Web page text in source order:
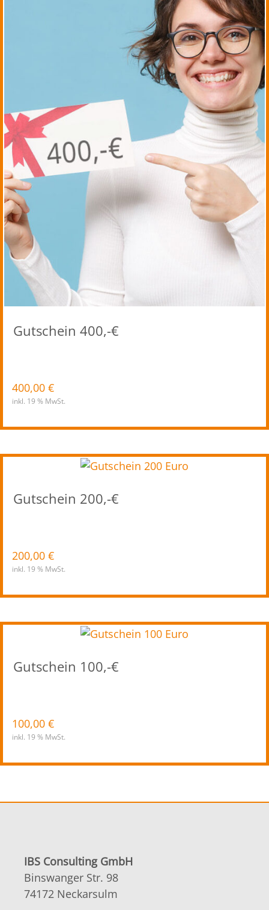
Gutschein 400,-€
400,00 €
inkl. 19 % MwSt.
Gutschein 200,-€
200,00 €
inkl. 19 % MwSt.
Gutschein 100,-€
100,00 €
inkl. 19 % MwSt.
IBS Consulting GmbH
Binswanger Str. 98
74172 Neckarsulm